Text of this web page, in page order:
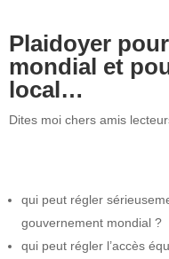
Plaidoyer
mondial et
local…
Dites moi chers amis
qui peut régler
gouvernement mondial ?
qui peut régler l’accès